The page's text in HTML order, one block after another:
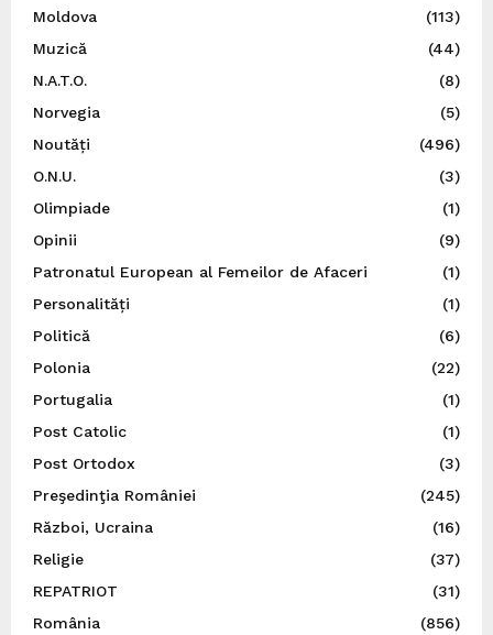
Moldova
(113)
Muzică
(44)
N.A.T.O.
(8)
Norvegia
(5)
Noutăți
(496)
O.N.U.
(3)
Olimpiade
(1)
Opinii
(9)
Patronatul European al Femeilor de Afaceri
(1)
Personalități
(1)
Politică
(6)
Polonia
(22)
Portugalia
(1)
Post Catolic
(1)
Post Ortodox
(3)
Preşedinţia României
(245)
Război, Ucraina
(16)
Religie
(37)
REPATRIOT
(31)
România
(856)